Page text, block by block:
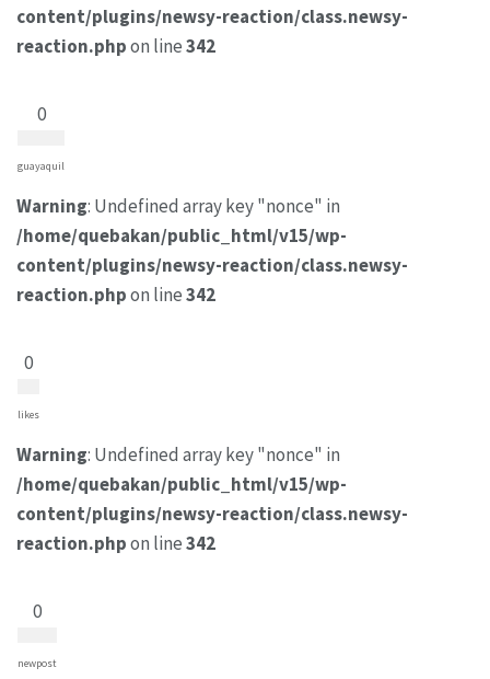
content/plugins/newsy-reaction/class.newsy-
reaction.phpon line342
0
guayaquil
Warning: Undefined array key "nonce" in
/home/quebakan/public_html/v15/wp-
content/plugins/newsy-reaction/class.newsy-
reaction.phpon line342
0
likes
Warning: Undefined array key "nonce" in
/home/quebakan/public_html/v15/wp-
content/plugins/newsy-reaction/class.newsy-
reaction.phpon line342
0
newpost